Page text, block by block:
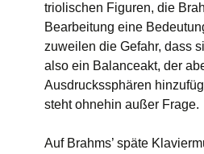
triolischen Figuren, die
Bearbeitung eine
zuweilen die Gefahr, dass
also ein Balanceakt, der
Ausdruckssphären
steht ohnehin außer Frage.
Auf Brahms’ späte